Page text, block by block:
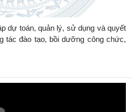
dự toán, quản lý, sử dụng và quyết
tác đào tạo, bồi dưỡng công chức,